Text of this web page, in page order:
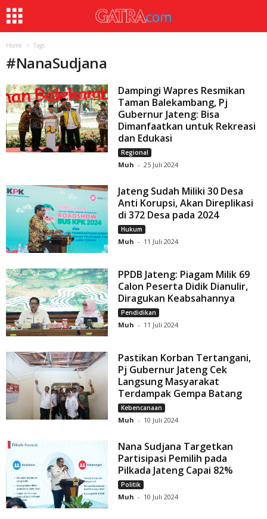
Home Tags
#NanaSudjana
Dampingi Wapres Resmikan
Taman Balekambang, Pj
Gubernur Jateng: Bisa
Dimanfaatkan untuk Rekreasi
dan Edukasi
Regional
Muh - 25 Juli 2024
Jateng Sudah Miliki 30 Desa
Anti Korupsi, Akan Direplikasi
di 372 Desa pada 2024
Hukum
Muh - 11 Juli 2024
PPDB Jateng: Piagam Milik 69
Calon Peserta Didik Dianulir,
Diragukan Keabsahannya
Pendidikan
Muh - 11 Juli 2024
Pastikan Korban Tertangani,
Pj Gubernur Jateng Cek
Langsung Masyarakat
Terdampak Gempa Batang
Kebencanaan
Muh - 10 Juli 2024
Nana Sudjana Targetkan
Partisipasi Pemilih pada
Pilkada Jateng Capai 82%
Politik
Muh - 10 Juli 2024